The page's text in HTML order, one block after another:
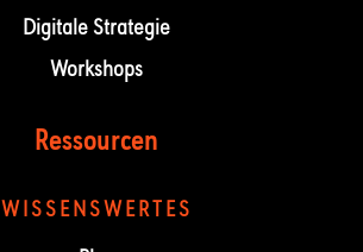
Digitale Strategie
Workshops
Ressourcen
WISSENSWERTES